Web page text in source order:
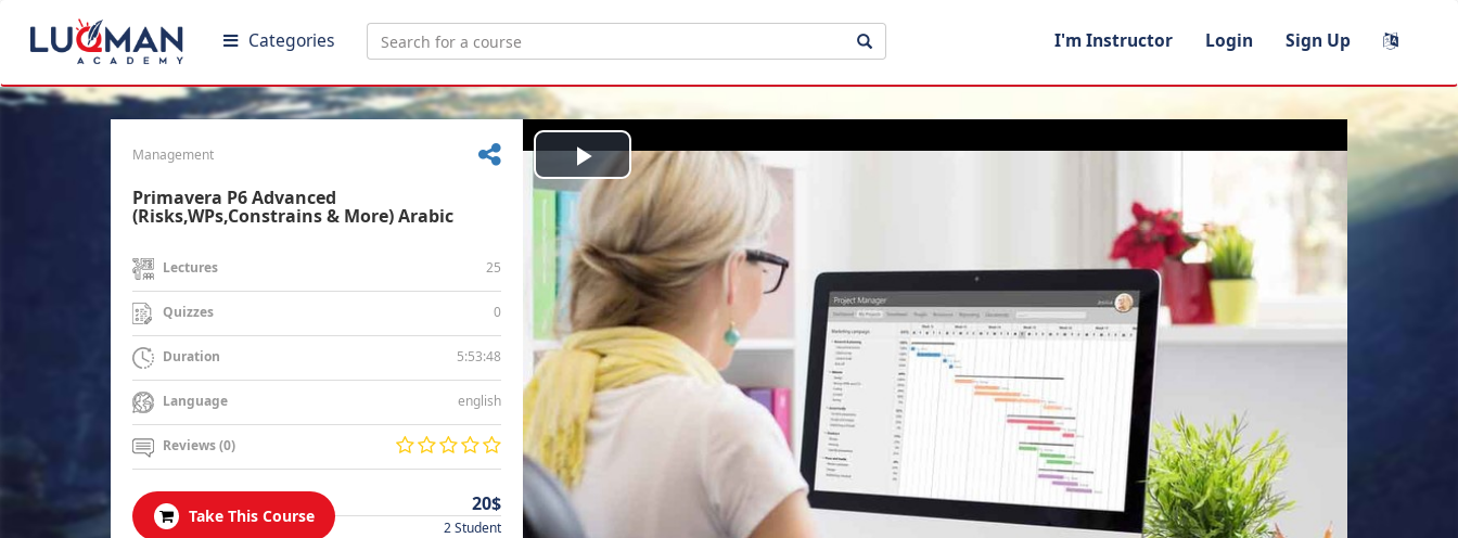
Categories I'm Instructor Login Sign Up
Management
Primavera P6 Advanced
(Risks,WPs,Constrains & More) Arabic
Lectures 25
Quizzes 0
Duration 5:53:48
Language english
Reviews (0)
Take This Course
20$
2 Student
Play
Video